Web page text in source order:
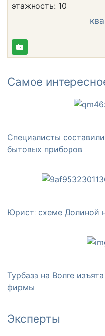
этажность: 10
Самое
Специалисты
бытовых приборов
Юрист: схеме Долиной
Турбаза на Волге
фирмы
Эксперты